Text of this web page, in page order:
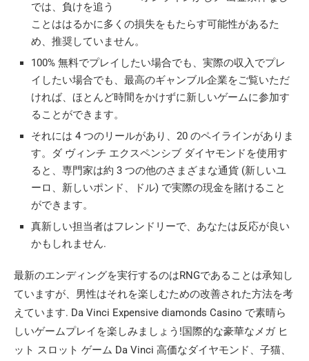
では、負けを追う
ことははるかに多くの損失をもたらす可能性があるた
め、推奨していません。
100% 無料でプレイしたい場合でも、実際の収入でプレ
イしたい場合でも、最高のギャンブル企業をご覧いただ
ければ、ほとんど時間をかけずに新しいゲームに参加す
ることができます。
それには 4 つのリールがあり、20 のペイラインがありま
す。ダ ヴィンチ エクスペンシブ ダイヤモンドを使用す
ると、専門家は約 3 つの他のさまざまな通貨 (新しいユ
ーロ、新しいポンド、ドル) で実際の現金を賭けること
ができます。
真新しい担当者はフレンドリーで、あなたは反応が良い
かもしれません.
最新のエンディングを実行するのはRNGであることは承知し
ていますが、男性はそれを楽しむための改善された方法を考
えています. Da Vinci Expensive diamonds Casino で素晴ら
しいゲームプレイを楽しみましょう!国際的な豪華なメガ ヒ
ット スロット ゲーム Da Vinci 高価なダイヤモンド、子猫、